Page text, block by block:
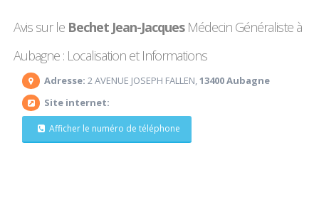
Avis sur le Bechet Jean-JacquesMédecin Généraliste à
Aubagne : Localisation et Informations
Adresse: 2 AVENUE JOSEPH FALLEN,13400 Aubagne
Site internet:
Afficher le numéro de téléphone